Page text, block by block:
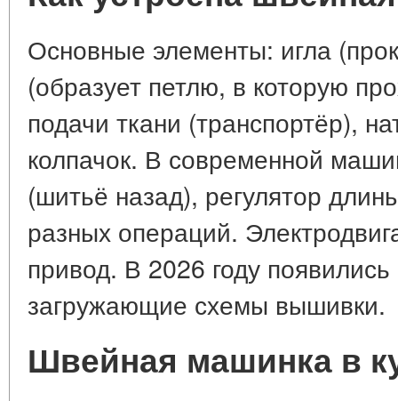
Основные элементы: игла
(образует петлю, в которую
подачи ткани (транспортёр),
колпачок. В современной
(шитьё назад), регулятор
разных операций.
привод. В 2026 году
загружающие схемы вышивки.
Швейная машинка в